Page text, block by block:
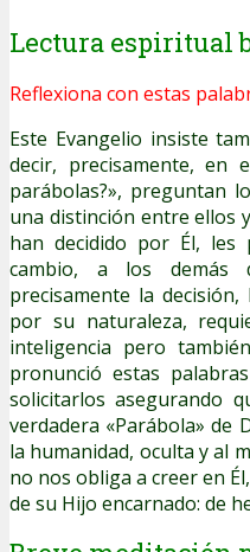
Lectura espiritual
Reflexiona con estas
Este Evangelio insiste
decir, precisamente, en
parábolas?», preguntan
una distinción entre ellos
han decidido por Él, les
cambio, a los demás
precisamente la
por su naturaleza,
inteligencia pero
pronunció estas
solicitarlos asegurando
verdadera «Parábola» de
la humanidad, oculta y al
no nos obliga a creer en
de su Hijo encarnado: de